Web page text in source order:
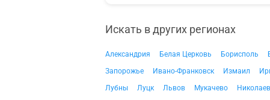
Искать в других регионах
Александрия Белая Церковь Борисполь
Запорожье
Ивано-Франковск Измаил
Лубны
Луцк Львов Мукачево Николаев